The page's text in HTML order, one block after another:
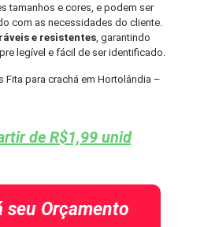
tamanhos e cores, e podem ser
com as necessidades do cliente.
e resistentes, garantindo
legível e fácil de ser identificado.
Fita para crachá em Hortolândia –
de R$1,99 unid
seu Orçamento